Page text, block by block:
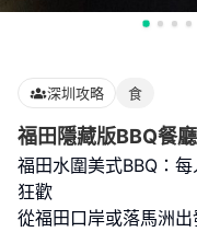
深圳攻略 食
福田隱藏版BBQ餐
福田水圍美式BBQ：
狂歡
從福田口岸或落馬洲